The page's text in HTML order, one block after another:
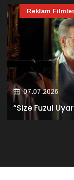
07.07.2026
“Size Fuzul
Reklam